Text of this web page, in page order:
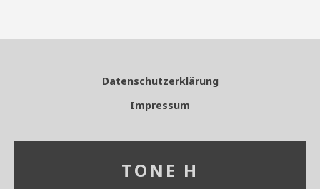
Datenschutzerklärung
Impressum
TONE H